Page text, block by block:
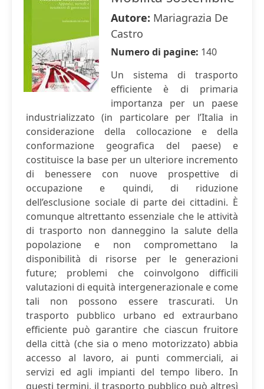
Autore: Mariagrazia De
Castro
Numero di pagine: 140
Un sistema di trasporto
efficiente è di primaria
importanza per un paese
industrializzato (in particolare per l’Italia in
considerazione della collocazione e della
conformazione geografica del paese) e
costituisce la base per un ulteriore incremento
di benessere con nuove prospettive di
occupazione e quindi, di riduzione
dell’esclusione sociale di parte dei cittadini. È
comunque altrettanto essenziale che le attività
di trasporto non danneggino la salute della
popolazione e non compromettano la
disponibilità di risorse per le generazioni
future; problemi che coinvolgono difficili
valutazioni di equità intergenerazionale e come
tali non possono essere trascurati. Un
trasporto pubblico urbano ed extraurbano
efficiente può garantire che ciascun fruitore
della città (che sia o meno motorizzato) abbia
accesso al lavoro, ai punti commerciali, ai
servizi ed agli impianti del tempo libero. In
questi termini, il trasporto pubblico può altresì